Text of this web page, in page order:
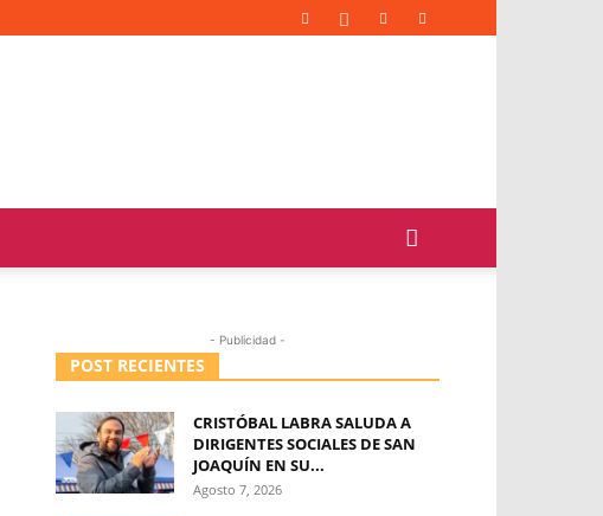
- Publicidad -
POST RECIENTES
CRISTÓBAL LABRA SALUDA A
DIRIGENTES SOCIALES DE SAN
JOAQUÍN EN SU...
Agosto 7, 2026